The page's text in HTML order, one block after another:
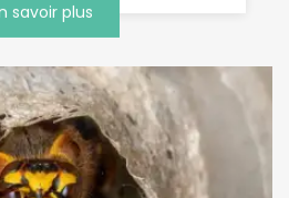
savoir plus